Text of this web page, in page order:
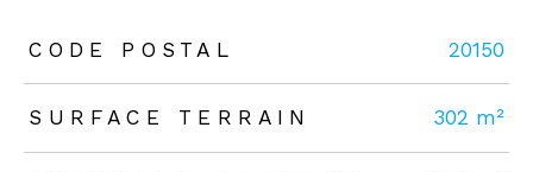
TRAD_ZEPHYR_Caracteristique TRAD_ZEPHYR_Valeurs
CODE POSTAL 20150
SURFACE TERRAIN 302 m²